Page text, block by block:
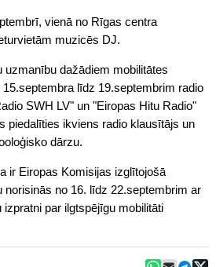
vienā no Rīgas centra
muzicēs DJ.
uzmanību dažādiem mobilitātes
līdz 19.septembrim radio
SWH LV" un "Eiropas Hitu Radio"
piedalīties ikviens radio klausītājs un
dārzu.
ir Eiropas Komisijas izglītojošā
norisinās no 16. līdz 22.septembrim ar
par ilgtspējīgu mobilitāti